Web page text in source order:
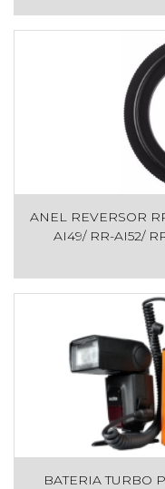
ANEL REVERSOR
AI49/ RR-AI52/
BATERIA TURBO